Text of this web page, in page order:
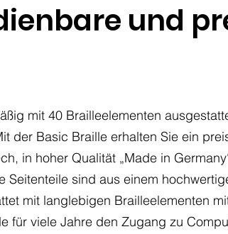
und
mit 40 Brailleelementen
der Basic Braille erhalten Sie ein
in hoher Qualität „Made in
sind aus einem
mit langlebigen Brailleelementen
für viele Jahre den Zugang zu